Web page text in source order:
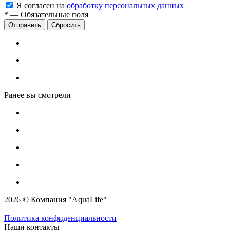
Я согласен на обработку персональных данных
* — Обязательные поля
Сбросить
Ранее вы смотрели
2026 © Компания "AquaLife"
Политика конфиденциальности
Наши контакты